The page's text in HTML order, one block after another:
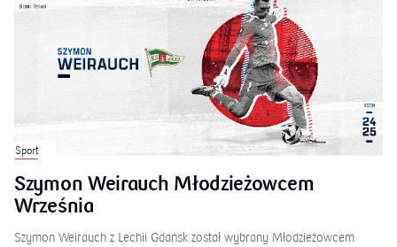
Sport
Szymon Weirauch Młodzieżowcem
Września
Szymon Weirauch z Lechii Gdańsk został wybrany Młodzieżowcem